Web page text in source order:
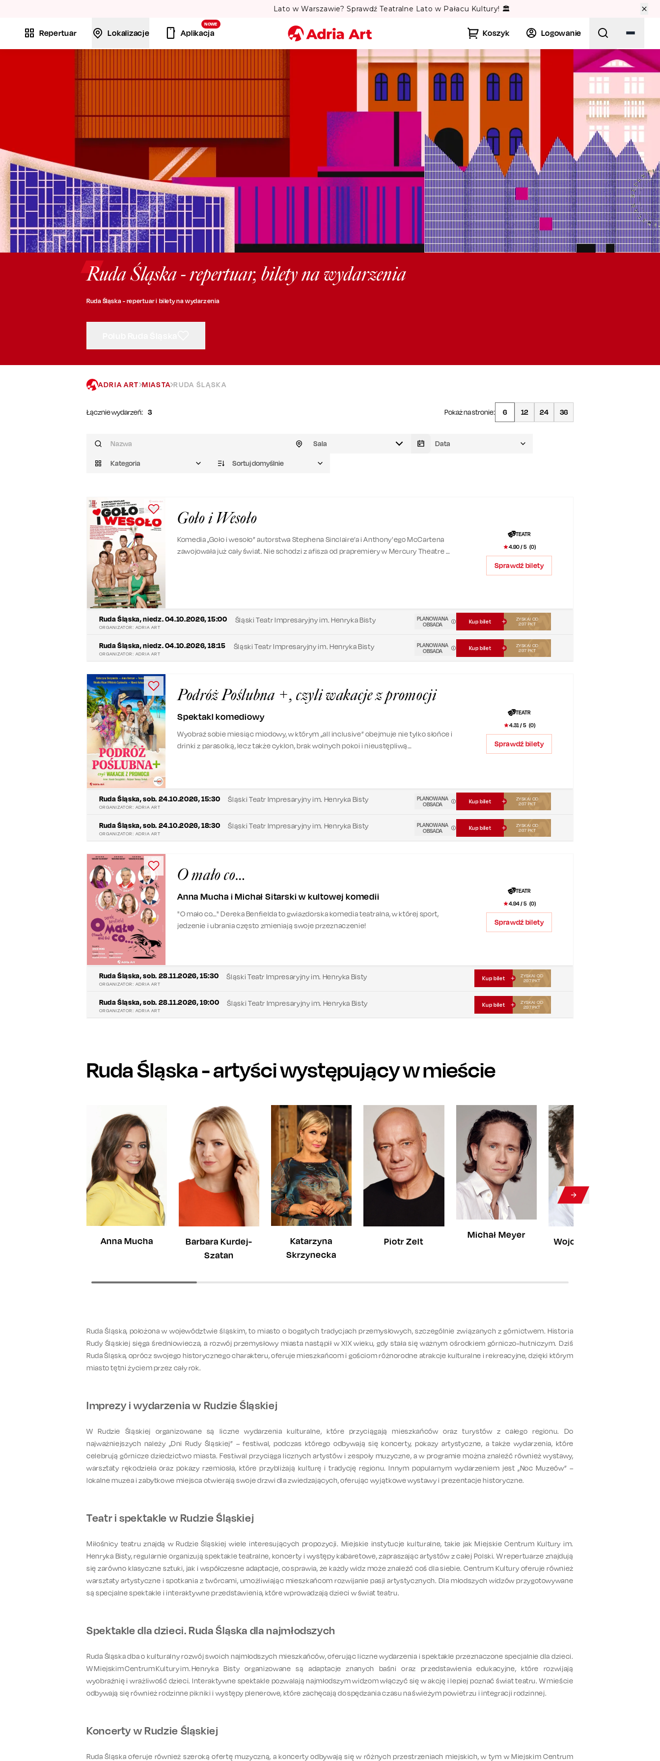
Lato w Warszawie? Sprawdź Teatralne Lato w Pałacu Kultury! 🏛️
Repertuar Lokalizacje
NOWE
Aplikacja Koszyk Logowanie
Miasto
Szukaj
Ruda Śląska - repertuar, bilety na wydarzenia
Ruda Śląska - repertuar i bilety na wydarzenia
ADRIA ART MIASTA RUDA ŚLĄSKA
Łącznie wydarzeń: 3 Pokaż na stronie: 6 12 24 36
Sala
Kategoria Sortuj domyślnie
Goło i Wesoło
Komedia „Goło i wesoło” autorstwa Stephena Sinclaire’a i Anthony'ego McCartena
zawojowała już cały świat. Nie schodzi z afisza od prapremiery w Mercury Theatre w
TEATR
4.90/ 5 (0)
Sprawdź bilety
Ruda Śląska,niedz. 04.10.2026, 15:00
ORGANIZATOR: ADRIA ART
Śląski Teatr Impresaryjny im. Henryka Bisty
PLANOWANA
OBSADA
Kup bilet
ZYSKAJ OD
297 PKT
Ruda Śląska,niedz. 04.10.2026, 18:15
ORGANIZATOR: ADRIA ART
Śląski Teatr Impresaryjny im. Henryka Bisty
PLANOWANA
OBSADA
Kup bilet
ZYSKAJ OD
297 PKT
Podróż Poślubna +, czyli wakacje z promocji
Spektakl komediowy
Wyobraź sobie miesiąc miodowy, w którym „all inclusive” obejmuje nie tylko słońce i
drinki z parasolką, lecz także cyklon, brak wolnych pokoi i nieustępliwą
TEATR
4.31/ 5 (0)
Sprawdź bilety
Ruda Śląska,sob. 24.10.2026, 15:30
ORGANIZATOR: ADRIA ART
Śląski Teatr Impresaryjny im. Henryka Bisty
PLANOWANA
OBSADA
Kup bilet
ZYSKAJ OD
267 PKT
Ruda Śląska,sob. 24.10.2026, 18:30
ORGANIZATOR: ADRIA ART
Śląski Teatr Impresaryjny im. Henryka Bisty
PLANOWANA
OBSADA
Kup bilet
ZYSKAJ OD
267 PKT
O mało co…
Anna Mucha i Michał Sitarski w kultowej komedii
"O mało co…" Dereka Benfielda to gwiazdorska komedia teatralna, w której sport,
jedzenie i ubrania często zmieniają swoje przeznaczenie!
TEATR
4.94/ 5 (0)
Sprawdź bilety
Ruda Śląska,sob. 28.11.2026, 15:30
ORGANIZATOR: ADRIA ART
Śląski Teatr Impresaryjny im. Henryka Bisty Kup bilet
ZYSKAJ OD
297PKT
Ruda Śląska,sob. 28.11.2026, 19:00
ORGANIZATOR: ADRIA ART
Śląski Teatr Impresaryjny im. Henryka Bisty Kup bilet
ZYSKAJ OD
297PKT
Ruda Śląska- artyści występujący w mieście
Anna Mucha
Barbara Kurdej-
Szatan
Katarzyna
Skrzynecka
Piotr Zelt
Michał Meyer
Wojciech Solarz
Ruda Śląska, położona w województwie śląskim, to miasto o bogatych tradycjach przemysłowych, szczególnie związanych z górnictwem. Historia
Rudy Śląskiej sięga średniowiecza, a rozwój przemysłowy miasta nastąpił w XIX wieku, gdy stała się ważnym ośrodkiem górniczo-hutniczym. Dziś
Ruda Śląska, oprócz swojego historycznego charakteru, oferuje mieszkańcom i gościom różnorodne atrakcje kulturalne i rekreacyjne, dzięki którym
miasto tętni życiem przez cały rok.
Imprezy i wydarzenia w Rudzie Śląskiej
W Rudzie Śląskiej organizowane są liczne wydarzenia kulturalne, które przyciągają mieszkańców oraz turystów z całego regionu. Do
najważniejszych należy „Dni Rudy Śląskiej” – festiwal, podczas którego odbywają się koncerty, pokazy artystyczne, a także wydarzenia, które
celebrują górnicze dziedzictwo miasta. Festiwal przyciąga licznych artystów i zespoły muzyczne, a w programie można znaleźć również wystawy,
warsztaty rękodzieła oraz pokazy rzemiosła, które przybliżają kulturę i tradycję regionu. Innym popularnym wydarzeniem jest „Noc Muzeów” –
lokalne muzea i zabytkowe miejsca otwierają swoje drzwi dla zwiedzających, oferując wyjątkowe wystawy i prezentacje historyczne.
Teatr i spektakle w Rudzie Śląskiej
Miłośnicy teatru znajdą w Rudzie Śląskiej wiele interesujących propozycji. Miejskie instytucje kulturalne, takie jak Miejskie Centrum Kultury im.
Henryka Bisty, regularnie organizują spektakle teatralne, koncerty i występy kabaretowe, zapraszając artystów z całej Polski. W repertuarze znajdują
się zarówno klasyczne sztuki, jak i współczesne adaptacje, co sprawia, że każdy widz może znaleźć coś dla siebie. Centrum Kultury oferuje również
warsztaty artystyczne i spotkania z twórcami, umożliwiając mieszkańcom rozwijanie pasji artystycznych. Dla młodszych widzów przygotowywane
są specjalne spektakle i interaktywne przedstawienia, które wprowadzają dzieci w świat teatru.
Spektakle dla dzieci. Ruda Śląska dla najmłodszych
Ruda Śląska dba o kulturalny rozwój swoich najmłodszych mieszkańców, oferując liczne wydarzenia i spektakle przeznaczone specjalnie dla dzieci.
W Miejskim Centrum Kultury im. Henryka Bisty organizowane są adaptacje znanych baśni oraz przedstawienia edukacyjne, które rozwijają
wyobraźnię i wrażliwość dzieci. Interaktywne spektakle pozwalają najmłodszym widzom włączyć się w akcję i lepiej poznać świat teatru. W mieście
odbywają się również rodzinne pikniki i występy plenerowe, które zachęcają do spędzania czasu na świeżym powietrzu i integracji rodzinnej.
Koncerty w Rudzie Śląskiej
Ruda Śląska oferuje również szeroką ofertę muzyczną, a koncerty odbywają się w różnych przestrzeniach miejskich, w tym w Miejskim Centrum